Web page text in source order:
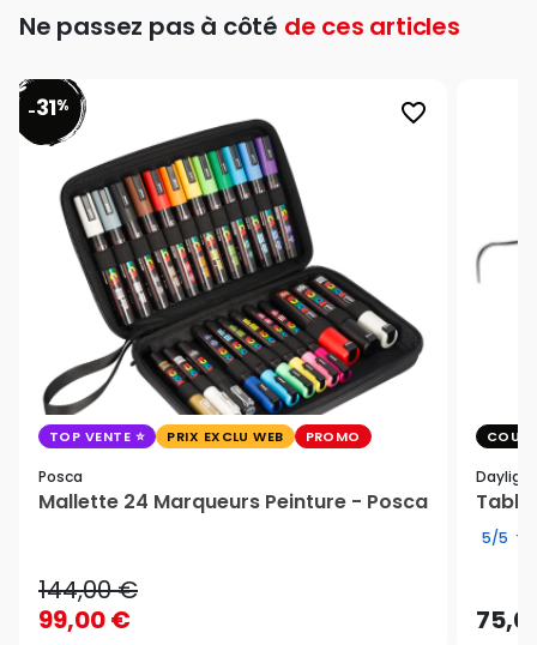
Ne passez pas à côté de ces articles
favorite_border
-31%
TOP VENTE PRIX EXCLU WEB PROMO
Posca
Mallette 24 Marqueurs Peinture - Posca
144,00 €
99,00 €
COUP
Daylight
Table
5/5